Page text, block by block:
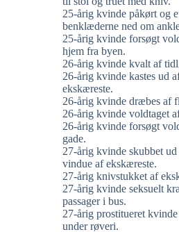
25-årig kvinde påkørt og
benklæderne ned om
25-årig kvinde forsøgt
hjem fra byen.
26-årig kvinde kvalt af
26-årig kvinde kastes ud
ekskæreste.
26-årig kvinde dræbes af
26-årig kvinde voldtaget
26-årig kvinde forsøgt
gade.
27-årig kvinde skubbet ud
vindue af ekskæreste.
27-årig knivstukket af
27-årig kvinde seksuelt
passager i bus.
27-årig prostitueret
under røveri.